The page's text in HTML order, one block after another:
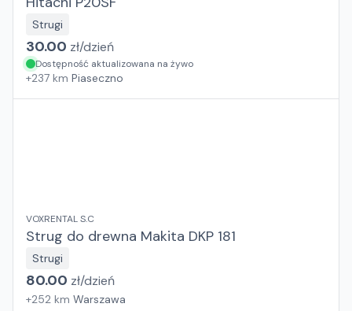
Strugi
30.00 zł/dzień
Dostępność aktualizowana na żywo
+237 km Piaseczno
VOXRENTAL S.C
Strug do drewna Makita DKP 181
Strugi
80.00 zł/dzień
+252 km Warszawa